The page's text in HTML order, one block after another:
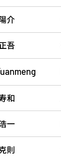
介
吾
和
一
則